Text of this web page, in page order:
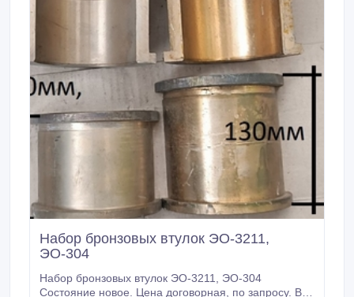
Набор бронзовых втулок ЭО-3211,
ЭО-304
Набор бронзовых втулок ЭО-3211, ЭО-304
Состояние новое. Цена договорная, по запросу. Все